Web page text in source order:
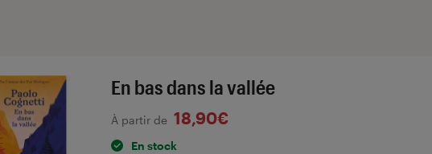
En bas dans la vallée
À partir de 18,90€
En stock